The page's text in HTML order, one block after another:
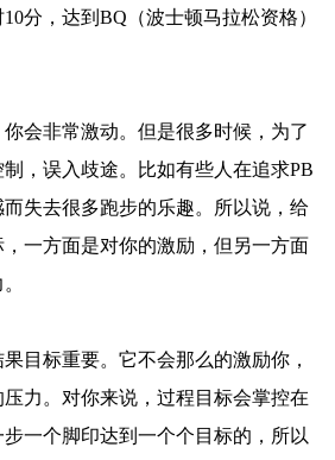
分，达到BQ（波士顿马拉松资格）
会非常激动。但是很多时候，为了
，误入歧途。比如有些人在追求PB
失去很多跑步的乐趣。所以说，给
一方面是对你的激励，但另一方面
目标重要。它不会那么的激励你，
力。对你来说，过程目标会掌控在
一个脚印达到一个个目标的，所以